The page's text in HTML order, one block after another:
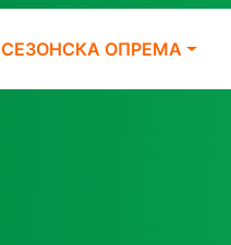
СЕЗОНСКА ОПРЕМА